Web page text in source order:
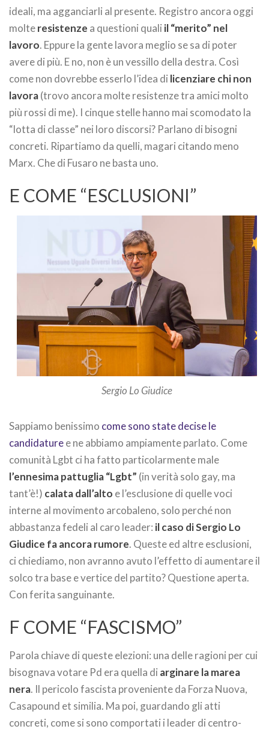
ideali, ma agganciarli al presente. Registro ancora oggi
molteresistenze a questioni quali il “merito” nel
lavoro. Eppure la gente lavora meglio se sa di poter
avere di più. E no, non è un vessillo della destra. Così
come non dovrebbe esserlo l’idea di licenziare chi non
lavora(trovo ancora molte resistenze tra amici molto
più rossi di me). I cinque stelle hanno mai scomodato la
“lotta di classe” nei loro discorsi? Parlano di bisogni
concreti. Ripartiamo da quelli, magari citando meno
Marx. Che di Fusaro ne basta uno.
E COME “ESCLUSIONI”
Sergio Lo Giudice
Sappiamo benissimo come sono state decise le
candidaturee ne abbiamo ampiamente parlato. Come
comunità Lgbt ci ha fatto particolarmente male
l’ennesima pattuglia “Lgbt” (in verità solo gay, ma
tant’è!) calata dall’alto e l’esclusione di quelle voci
interne al movimento arcobaleno, solo perché non
abbastanza fedeli al caro leader: il caso di Sergio Lo
Giudice fa ancora rumore. Queste ed altre esclusioni,
ci chiediamo, non avranno avuto l’effetto di aumentare il
solco tra base e vertice del partito? Questione aperta.
Con ferita sanguinante.
F COME “FASCISMO”
Parola chiave di queste elezioni: una delle ragioni per cui
bisognava votare Pd era quella di arginare la marea
nera. Il pericolo fascista proveniente da Forza Nuova,
Casapound et similia. Ma poi, guardando gli atti
concreti, come si sono comportati i leader di centro-